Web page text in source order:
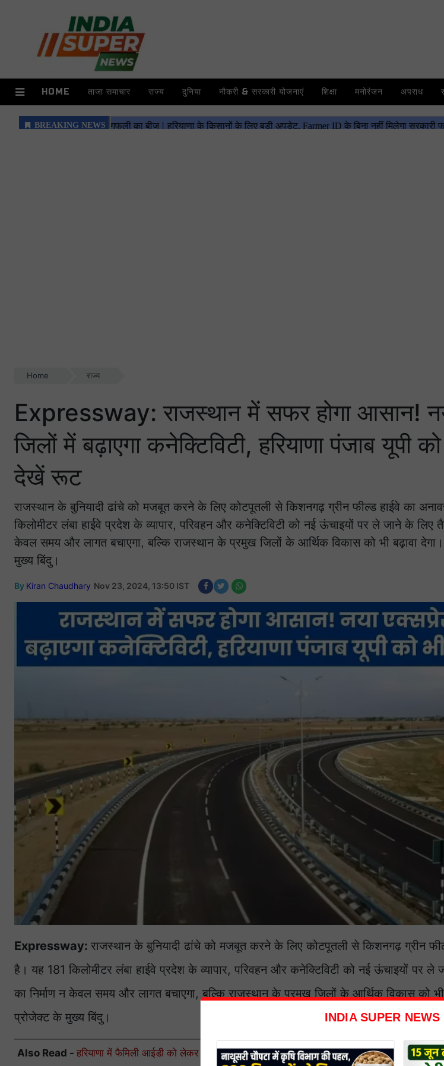
HOME ताजा समाचार राज्य दुनिया नौकरी & सरकारी योजनाएं शिक्षा मनोरंजन अपराध
Home राज्य
Expressway: राजस्थान में सफर होगा आसान!
जिलों में बढ़ाएगा कनेक्टिविटी, हरियाणा पंजाब यूपी को
देखें रूट
राजस्थान के बुनियादी ढांचे को मजबूत करने के लिए कोटपूतली से किशनगढ़ ग्रीन फील्ड हाईवे का
किलोमीटर लंबा हाईवे प्रदेश के व्यापार, परिवहन और कनेक्टिविटी को नई ऊंचाइयों पर ले जाने के लिए
केवल समय और लागत बचाएगा, बल्कि राजस्थान के प्रमुख जिलों के आर्थिक विकास को भी बढ़ावा
मुख्य बिंदु।
By Kiran Chaudhary Nov 23, 2024, 13:50 IST
Expressway: राजस्थान के बुनियादी ढांचे को मजबूत करने के लिए कोटपूतली से किशनगढ़ ग्रीन
है। यह 181 किलोमीटर लंबा हाईवे प्रदेश के व्यापार, परिवहन और कनेक्टिविटी को नई ऊंचाइयों पर ले
का निर्माण न केवल समय और लागत बचाएगा, बल्कि राजस्थान के प्रमुख जिलों के आर्थिक विकास को
प्रोजेक्ट के मुख्य बिंदु।
Also Read - हरियाणा में फैमिली आईडी को लेकर बड़ा एक्शन, सरकार खंगाल रही लोगों का डेटा
INDIA SUPER NEWS